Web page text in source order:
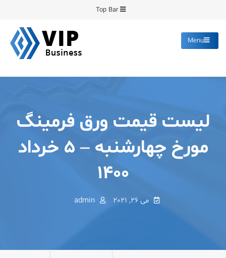
content
Top Bar
Menu
لیست قیمت ورق فرمینگ
مورخ چهارشنبه – ۵ خرداد
۱۴۰۰
می 26, 2021 admin